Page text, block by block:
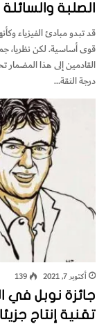
الصلبة والسائلة
قد تبدو مبادئ الفيزياء
قوى أساسية. لكن نظريا،
القادمين إلى هذا
درجة الثقة…
أكتوبر 7, 2021 139
جائزة نوبل في
تقنية إنتاج